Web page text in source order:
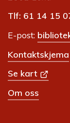
Tlf: 61 14 15
E-post:
Kontaktskjema
Se kart
Om oss